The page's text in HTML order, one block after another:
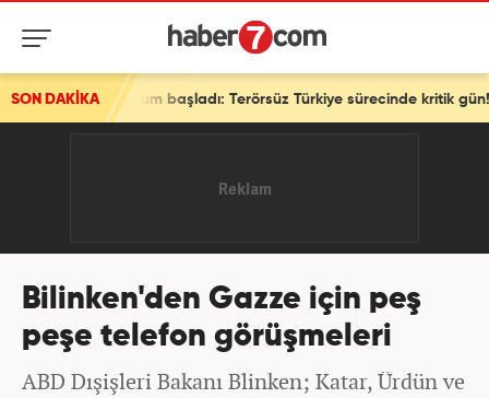
SON DAKİKA
oturum başladı: Terörsüz Türkiye sürecinde kritik gün!
Bilinken'den Gazze için peş
peşe telefon görüşmeleri
ABD Dışişleri Bakanı Blinken; Katar, Ürdün ve